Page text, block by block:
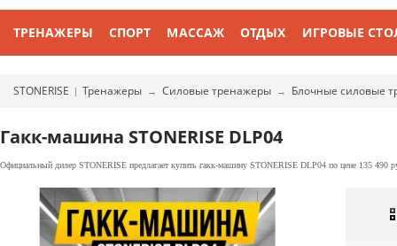
ТРЕНАЖЕРЫ СПОРТ МАССАЖ ОТДЫХ ИГРОВЫЕ
STONERISE | Тренажеры → Силовые тренажеры → Блочные силовые
Гакк-машина STONERISE DLP04
Официальный дилер STONERISE предлагает купить гакк-машину STONERISE DLP04 по цене 135 490